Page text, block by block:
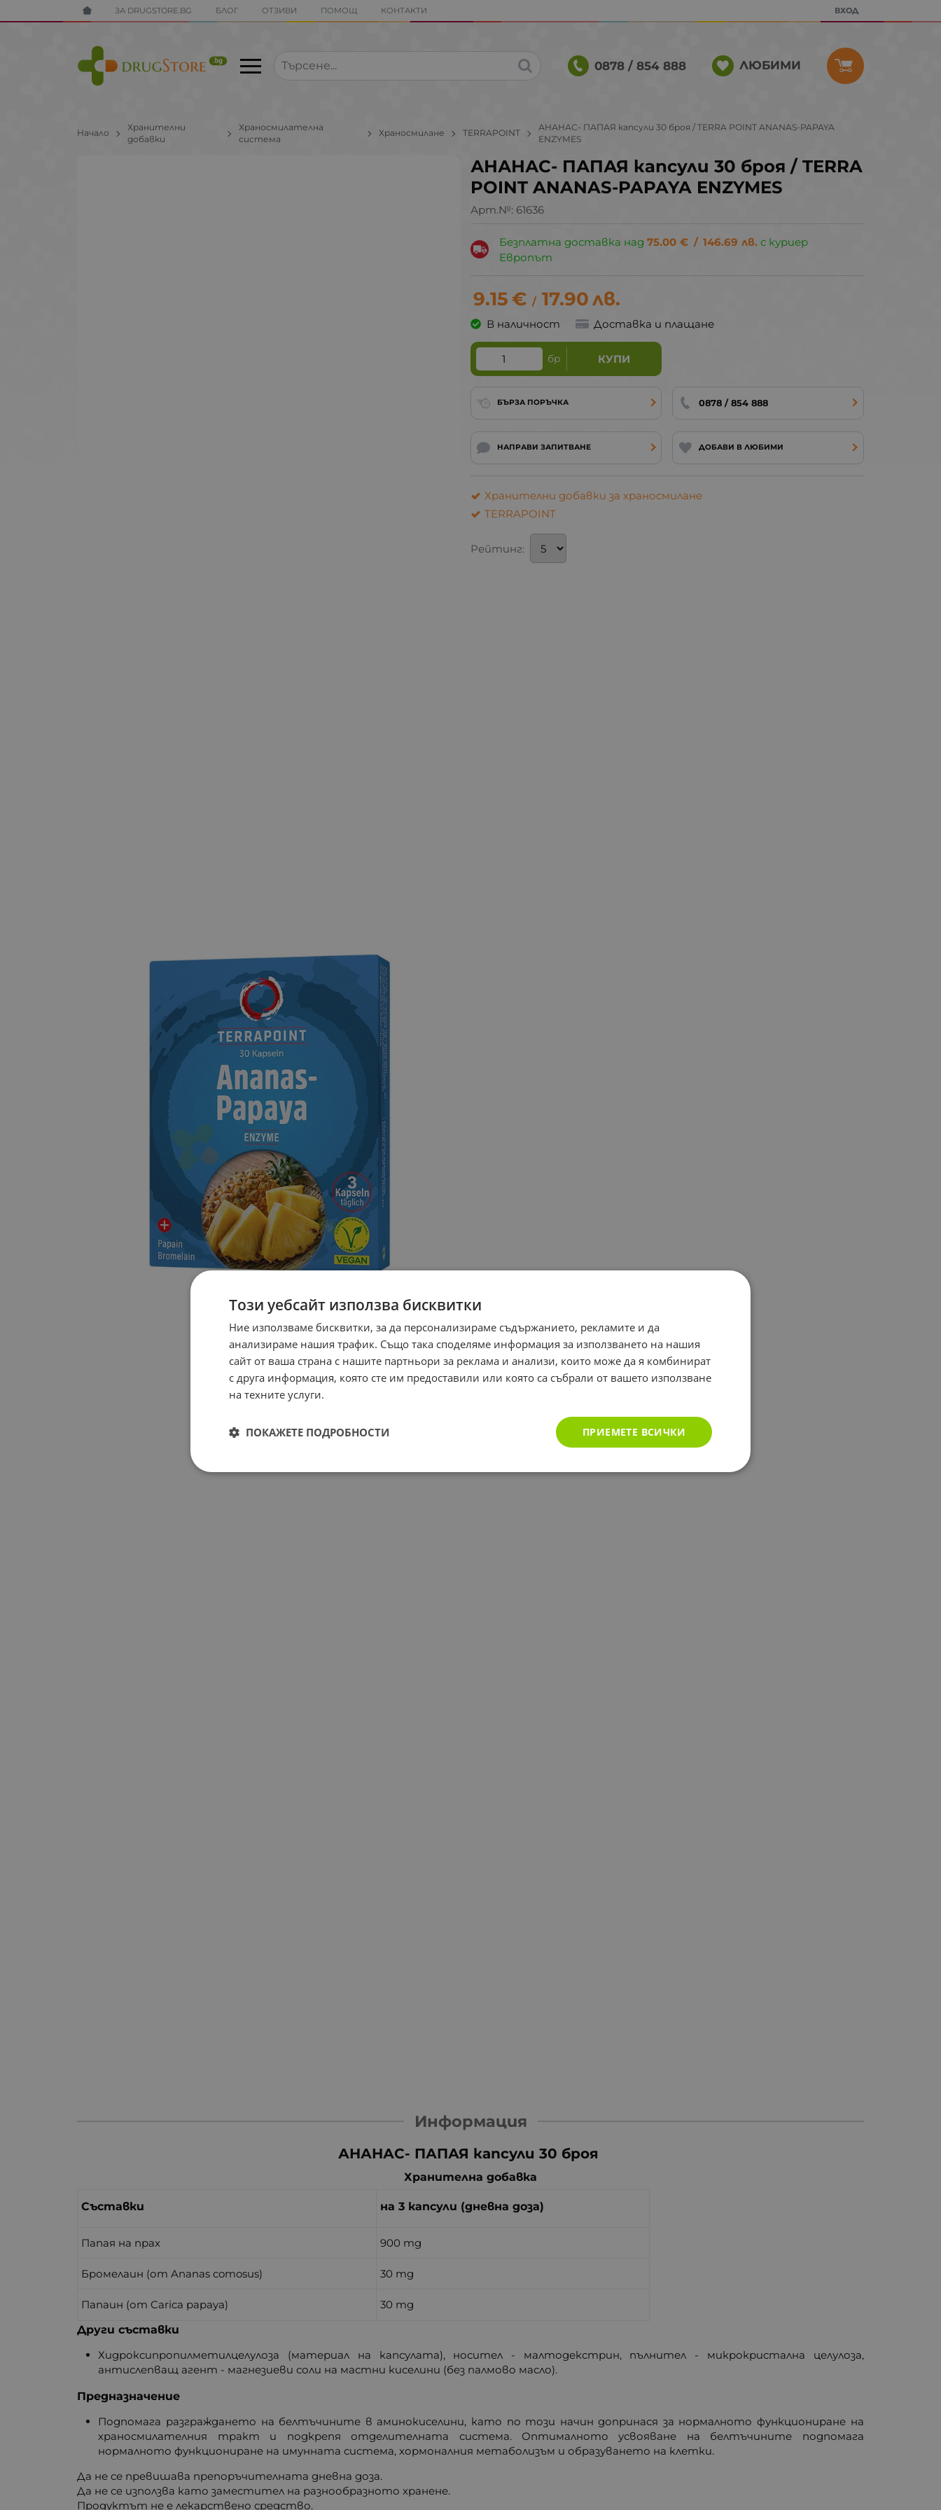
ЗА DRUGSTORE.BG БЛОГ ОТЗИВИ ПОМОЩ КОНТАКТИ ВХОД
0878 / 854 888 ЛЮБИМИ
Начало
Хранителни
добавки
Храносмилателна
система
Храносмилане TERRAPOINT
АНАНАС- ПАПАЯ капсули 30 броя / TERRA POINT ANANAS-PAPAYA
ENZYMES
АНАНАС- ПАПАЯ капсули 30 броя / TERRA
POINT ANANAS-PAPAYA ENZYMES
Арт.№: 61636
Безплатна доставка над75.00 € / 146.69 лв. с куриер
Европът
9.15€ / 17.90лв.
В наличност Доставка и плащане
бр КУПИ
БЪРЗА ПОРЪЧКА 0878 / 854 888
НАПРАВИ ЗАПИТВАНЕ ДОБАВИ В ЛЮБИМИ
Хранителни добавки за храносмилане
TERRAPOINT
Рейтинг:
Информация
АНАНАС- ПАПАЯ капсули 30 броя
Хранителна добавка
Съставки на 3 капсули (дневна доза)
Папая на прах 900 mg
Бромелаин (от Ananas comosus) 30 mg
Папаин (от Carica papaya)
30 mg
Други съставки
Хидроксипропилметилцелулоза (материал на капсулата), носител - малтодекстрин, пълнител - микрокристална целулоза,
антислепващ агент - магнезиеви соли на мастни киселини (без палмово масло).
Предназначение
Подпомага разграждането на белтъчините в аминокиселини, като по този начин допринася за нормалното функциониране на
храносмилателния тракт и подкрепя отделителната система. Оптималното усвояване на белтъчините подпомага
нормалното функциониране на имунната система, хормоналния метаболизъм и образуването на клетки.
Да не се превишава препоръчителната дневна доза.
Да не се използва като заместител на разнообразното хранене.
Продуктът не е лекарствено средство.
Този уебсайт използва бисквитки
Ние използваме бисквитки, за да персонализираме съдържанието, рекламите и да
анализираме нашия трафик. Също така споделяме информация за използването на нашия
сайт от ваша страна с нашите партньори за реклама и анализи, които може да я комбинират
с друга информация, която сте им предоставили или която са събрали от вашето използване
на техните услуги.
ПРИЕМЕТЕ ВСИЧКИ
ПОКАЖЕТЕ ПОДРОБНОСТИ